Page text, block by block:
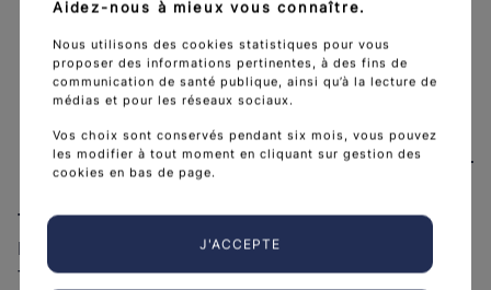
Détails plus scientifiques
Titre officiel de l’essai :Evaluation prospective de
l'amplification et de la sur-expression du gène de la
Topoisomérase II alpha comme marqueur prédisant
Aidez-nous à mieux vous connaître.
Nous utilisons des cookies statistiques pour vous
proposer des informations pertinentes, à des fins de
communication de santé publique, ainsi qu’à la lecture de
médias et pour les réseaux sociaux.
Vos choix sont conservés pendant six mois, vous pouvez
les modifier à tout moment en cliquant sur gestion des
cookies en bas de page.
J'ACCEPTE